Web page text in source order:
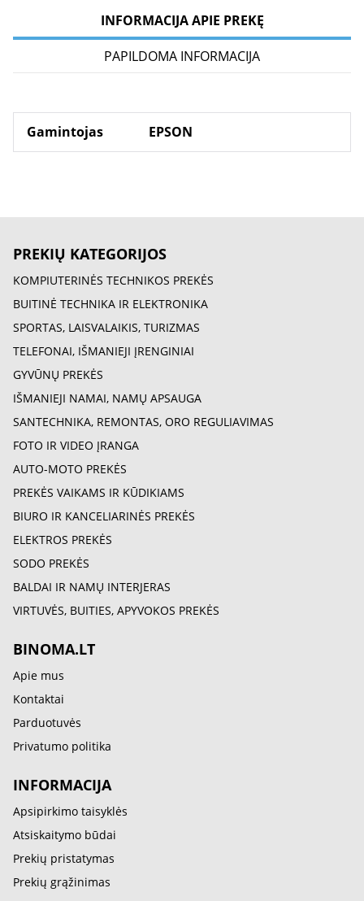
INFORMACIJA APIE PREKĘ
PAPILDOMA INFORMACIJA
Gamintojas EPSON
PREKIŲ KATEGORIJOS
KOMPIUTERINĖS TECHNIKOS PREKĖS
BUITINĖ TECHNIKA IR ELEKTRONIKA
SPORTAS, LAISVALAIKIS, TURIZMAS
TELEFONAI, IŠMANIEJI ĮRENGINIAI
GYVŪNŲ PREKĖS
IŠMANIEJI NAMAI, NAMŲ APSAUGA
SANTECHNIKA, REMONTAS, ORO REGULIAVIMAS
FOTO IR VIDEO ĮRANGA
AUTO-MOTO PREKĖS
PREKĖS VAIKAMS IR KŪDIKIAMS
BIURO IR KANCELIARINĖS PREKĖS
ELEKTROS PREKĖS
SODO PREKĖS
BALDAI IR NAMŲ INTERJERAS
VIRTUVĖS, BUITIES, APYVOKOS PREKĖS
BINOMA.LT
Apie mus
Kontaktai
Parduotuvės
Privatumo politika
INFORMACIJA
Apsipirkimo taisyklės
Atsiskaitymo būdai
Prekių pristatymas
Prekių grąžinimas